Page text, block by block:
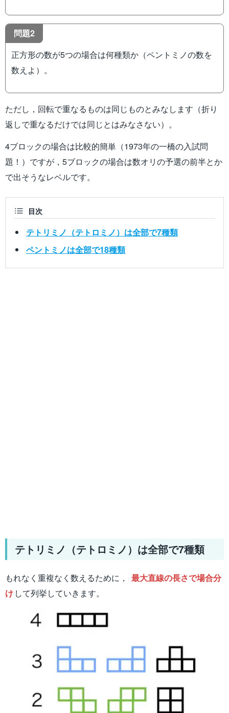
問題2
正方形の数が5つの場合は何種類か（ペントミノの数を
数えよ）。
ただし，回転で重なるものは同じものとみなします（折り
返しで重なるだけでは同じとはみなさない）。
4ブロックの場合は比較的簡単（1973年の一橋の入試問
題！）ですが，5ブロックの場合は数オリの予選の前半とか
で出そうなレベルです。
目次
テトリミノ（テトロミノ）は全部で7種類
ペントミノは全部で18種類
テトリミノ（テトロミノ）は全部で7種類
もれなく重複なく数えるために， 最大直線の長さで場合分
け して列挙していきます。